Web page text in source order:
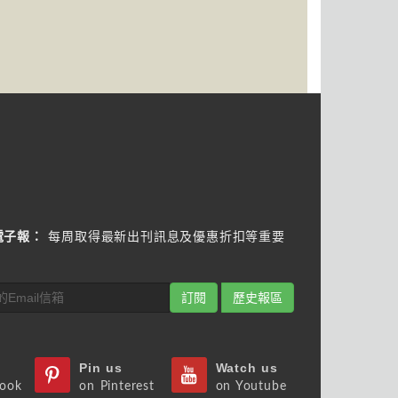
報：
每周取得最新出刊訊息及優惠折扣等重要
訂閱 歷史報區
Pin us
on Pinterest
Watch us
on Youtube